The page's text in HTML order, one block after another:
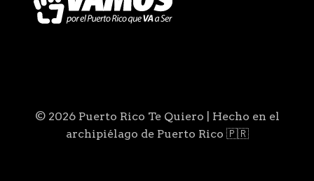
© 2026 Puerto Rico Te Quiero | Hecho en el
archipiélago de Puerto Rico 🇵🇷